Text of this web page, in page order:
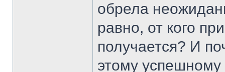
обрела
равно, от кого
получается? И
этому успешному